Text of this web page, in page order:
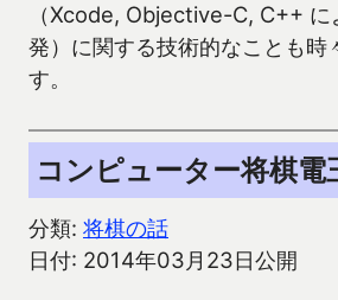
（Xcode, Objective-C, C++ に
発）に関する技術的なことも時
す。
コンピューター将棋電
分類: 将棋の話
日付: 2014年03月23日公開